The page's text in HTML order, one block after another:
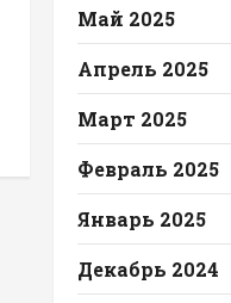
Май 2025
Апрель 2025
Март 2025
Февраль 2025
Январь 2025
Декабрь 2024